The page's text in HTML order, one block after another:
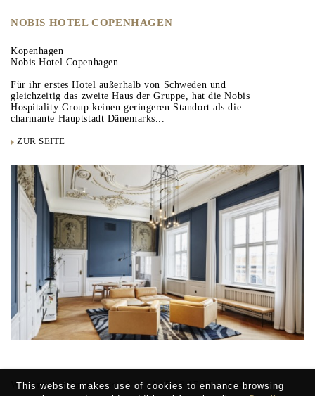
NOBIS HOTEL COPENHAGEN
Kopenhagen
Nobis Hotel Copenhagen
Für ihr erstes Hotel außerhalb von Schweden und
gleichzeitig das zweite Haus der Gruppe, hat die Nobis
Hospitality Group keinen geringeren Standort als die
charmante Hauptstadt Dänemarks...
ZUR SEITE
Weitere Ergebnisse:<< |1 ... 14 15 16 17 18...184|>>
This website makes use of cookies to enhance browsing